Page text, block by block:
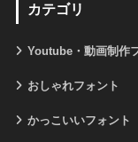
カテゴリ
Youtube・動画制作
おしゃれフォント
かっこいいフォント